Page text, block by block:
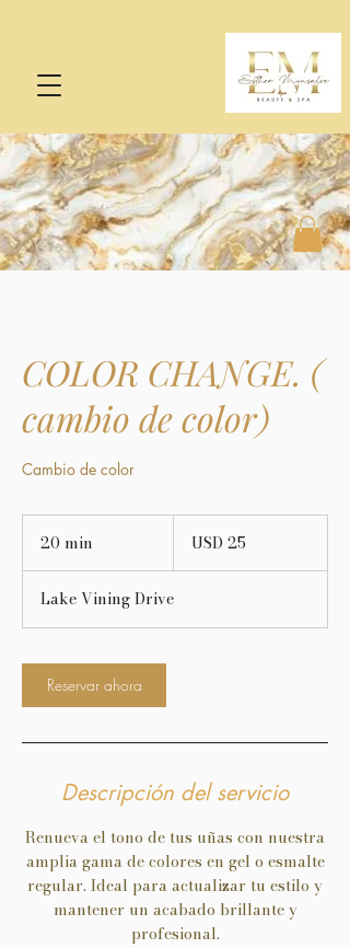
COLOR CHANGE. (
cambio de color)
Cambio de color
20 min
0
m
i
dólares
estadounidenses
USD 25
Lake Vining Drive
Reservar ahora
Descripción del servicio
Renueva el tono de tus uñas con nuestra
amplia gama de colores en gel o esmalte
regular. Ideal para actualizar tu estilo y
mantener un acabado brillante y
profesional.